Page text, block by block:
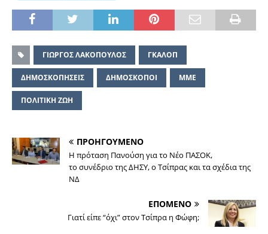
ΓΙΩΡΓΟΣ ΛΑΚΟΠΟΥΛΟΣ ΓΚΑΛΟΠ
ΔΗΜΟΣΚΟΠΗΣΕΙΣ ΔΗΜΟΣΚΟΠΟΙ ΜΜΕ
ΠΟΛΙΤΙΚΗ ΖΩΗ
ΠΡΟΗΓΟΥΜΕΝΟ
Η πρόταση Πανούση για το Νέο ΠΑΣΟΚ,
το συνέδριο της ΔΗΣΥ, ο Τσίπρας και τα σχέδια της
ΝΔ
ΕΠΟΜΕΝΟ
Γιατί είπε “όχι” στον Τσίπρα η Φώφη;